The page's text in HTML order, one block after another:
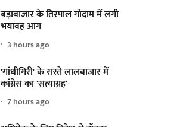
बड़ाबाजार के तिरपाल गोदाम में लगी
भयावह आग
3 hours ago
'गांधीगिरी' के रास्ते लालबाजार में
कांग्रेस का 'सत्याग्रह'
7 hours ago